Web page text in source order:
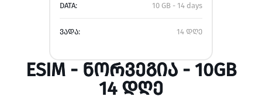
DATA: 10 GB - 14 days
ᲕᲐᲓᲐ: 14 დღე
ESIM - ᲜᲝᲠᲕᲔᲒᲘᲐ - 10GB
14 ᲓᲦᲔ